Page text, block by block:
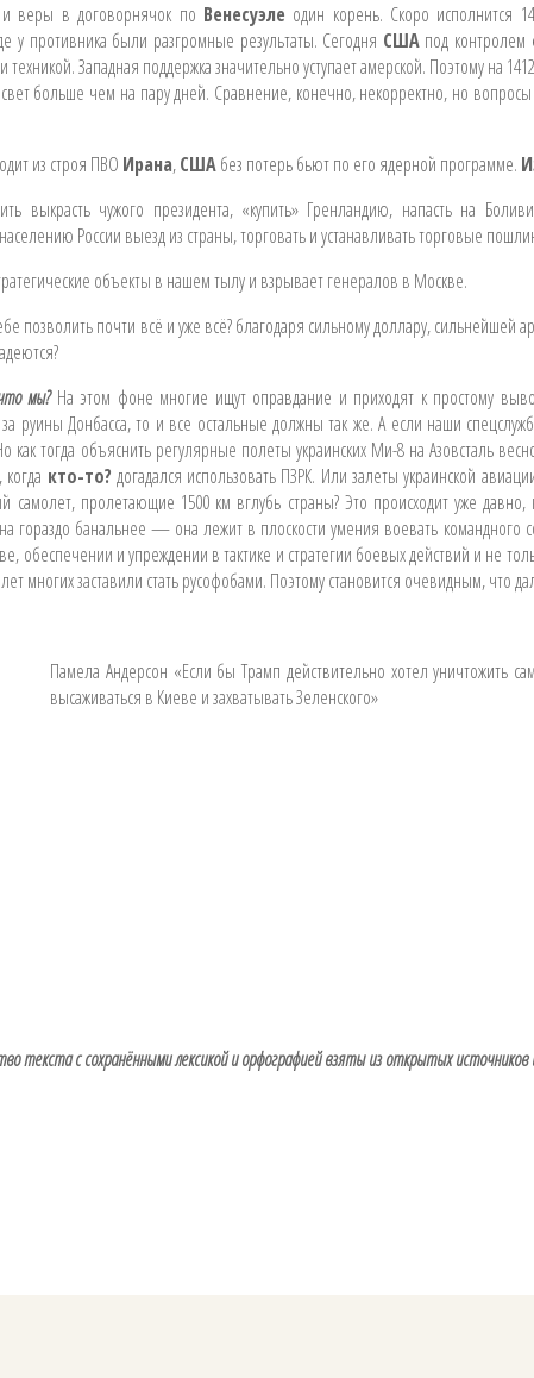
и веры в договорнячок по Венесуэле один корень. Скоро исполнится
у противника были разгромные результаты. Сегодня СШАпод контролем
Западная поддержка значительно уступает амерской. Поэтому на
больше чем на пару дней. Сравнение, конечно, некорректно, но
из строя ПВО Ирана,СШАбез потерь бьют по его ядерной программе.
выкрасть чужого президента, «купить» Гренландию, напасть на
России выезд из страны, торговать и устанавливать торговые
объекты в нашем тылу и взрывает генералов в Москве.
позволить почти всё и уже всё? благодаря сильному доллару,
мы?На этом фоне многие ищут оправдание и приходят к простому
руины Донбасса, то и все остальные должны так же. А если наши
как тогда объяснить регулярные полеты украинских Ми-8 на Азовсталь
кто-то? догадался использовать ПЗРК. Или залеты украинской
самолет, пролетающие 1500 км вглубь страны? Это происходит уже
гораздо банальнее — она лежит в плоскости умения воевать командного
обеспечении и упреждении в тактике и стратегии боевых действий и не
многих заставили стать русофобами. Поэтому становится очевидным, что
Памела Андерсон «Если бы Трамп действительно хотел
высаживаться в Киеве и захватывать Зеленского»
текста с сохранёнными лексикой и орфографией взяты из открытых